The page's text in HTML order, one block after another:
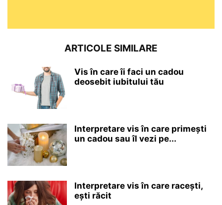
ARTICOLE SIMILARE
Vis în care îi faci un cadou
deosebit iubitului tău
Interpretare vis în care primești
un cadou sau îl vezi pe...
Interpretare vis în care racești,
ești răcit